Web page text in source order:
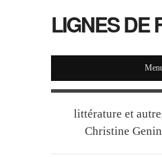
LIGNES DE
littérature et
Christine